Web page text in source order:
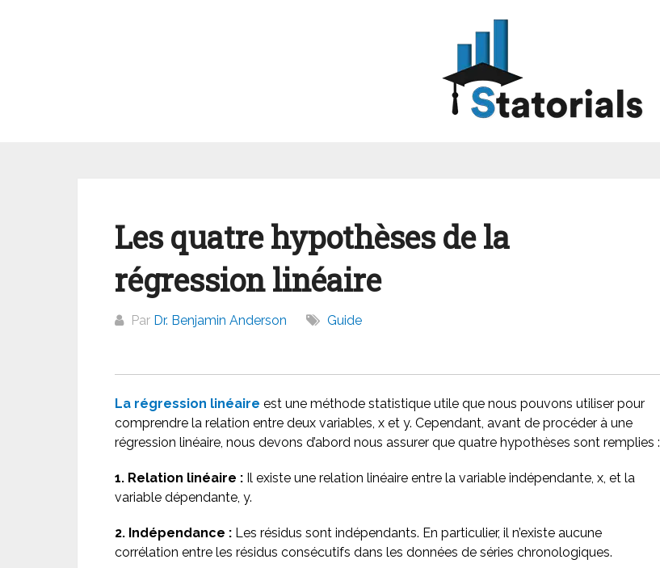
Les quatre hypothèses de la
régression linéaire
Par Dr. Benjamin Anderson Guide
La régression linéaire est une méthode statistique utile que nous pouvons utiliser pour
comprendre la relation entre deux variables, x et y. Cependant, avant de procéder à une
régression linéaire, nous devons d’abord nous assurer que quatre hypothèses sont remplies :
1. Relation linéaire : Il existe une relation linéaire entre la variable indépendante, x, et la
variable dépendante, y.
2. Indépendance : Les résidus sont indépendants. En particulier, il n’existe aucune
corrélation entre les résidus consécutifs dans les données de séries chronologiques.